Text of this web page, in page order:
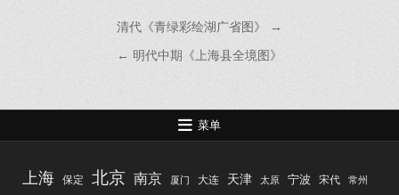
航
清代《青绿彩绘湖广省图》 →
← 明代中期《上海县全境图》
菜单
上海 保定 北京 南京 厦门 大连 天津 太原 宁波 宋代 常州